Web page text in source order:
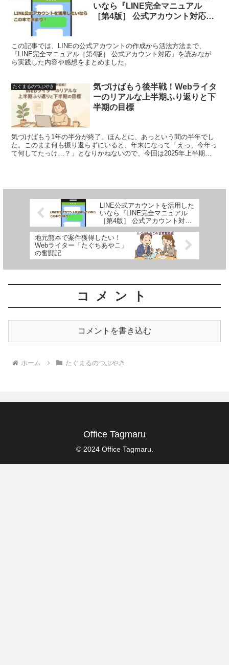
いなら『LINE完全マニュアル
［第4版］ 公式アカウント対応』
この記事では、LINEの公式アカウントの作成から活法方法まで、
『LINE完全マニュアル［第4版］ 公式アカウント対応』を読みなが
ら実践した内容や感想をまとめました。
たぐまるのつぶやき
気づけばもう後半戦！Webライタ
ーのリアルな上半期ふり返りと下
半期の目標
気づけばもう1年の半分が終了。ほんとに、あっという間の半年でし
た。このまま何も振り返らずにいると、年末になって「えっ、今年っ
て何してたっけ…？」となりかねないので、今回は2025年上半期を
LINE公式アカウントを活用した
いなら『LINE完全マニュアル
［第4版］ 公式アカウント対
応』で決まり！
地元熊本で案件獲得したい！
Webライター「たぐちあやこ」
の奮闘記
コメント
コメントを書き込む
ホーム たぐまるのつぶやき
Office Tagmaru
© 2024 Office Tagmaru.